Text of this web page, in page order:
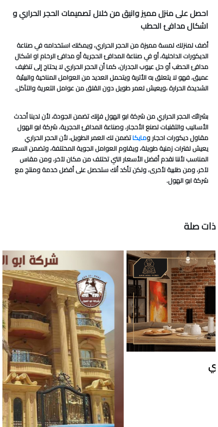
احصل على منزل مميز وانيق من خلال تصميمات الحجر الحراري و
اشكال مدافئ الحطب
أضف لمنزلك لمسة مميزة من الحجر الحراري، ويمكنك استخدامه في صناعة
الديكورات الداخلية، أو في صناعة المدافئ الحجرية أو مدافئ الرخام او اشكال
مدافئ الحطب أو حل عيوب الجدران، كما أن الحجر الحراري لا يحتاج إلى تنظيف
عميق، فهو لا يتعلق به الأتربة ويتحمل العديد من العوامل المناخية والبيئية
الشديدة الحرارة ،ويعيش لعمر طويل دون القلق من عوامل التعرية والتآكل.
بشرائك الحجر الحراري من شركة ابو الهول فإنك تضمن الجودة، لأن لدينا أحدث
الأساليب والتقنيات لصنع الأحجار، وصناعة المدافئ الحجرية، شركة ابو الهول
مقاول ديكورات احجار ومايكاتضمن لك العمر الطويل، لأن الحجر الحراري
يعيش لفترات زمنية طويلة، ويقاوم العوامل الجوية المختلفة، وتضمن السعر
المناسب لأننا نقدم أفضل الأسعار التي تختلف من مكان لآخر، ومن مقاس
لآخر، ومن طلبية لأخرى، ولكن تأكد أنك ستحصل على أفضل خدمة ومنتج مع
شركة ابو الهول.
ذات صلة